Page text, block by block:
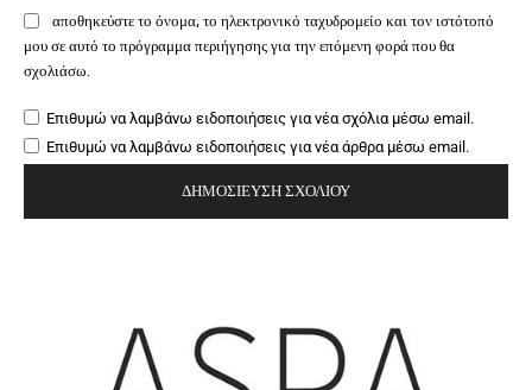
αποθηκεύστε το όνομα, το ηλεκτρονικό ταχυδρομείο και τον ιστότοπό
μου σε αυτό το πρόγραμμα περιήγησης για την επόμενη φορά που θα
σχολιάσω.
Επιθυμώ να λαμβάνω ειδοποιήσεις για νέα σχόλια μέσω email.
Επιθυμώ να λαμβάνω ειδοποιήσεις για νέα άρθρα μέσω email.